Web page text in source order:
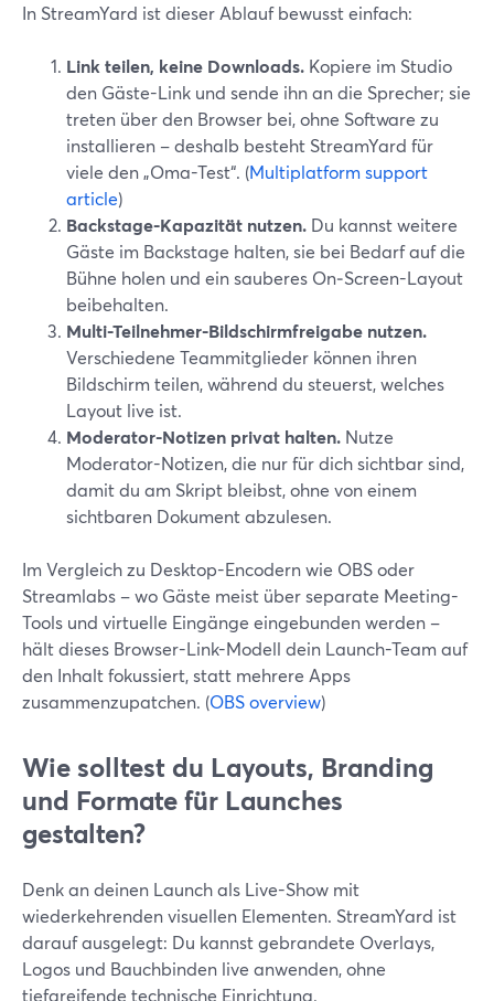
In StreamYard ist dieser Ablauf bewusst einfach:
Link teilen, keine Downloads. Kopiere im Studio
den Gäste-Link und sende ihn an die Sprecher; sie
treten über den Browser bei, ohne Software zu
installieren – deshalb besteht StreamYard für
viele den „Oma-Test“. (Multiplatform support
article)
Backstage-Kapazität nutzen. Du kannst weitere
Gäste im Backstage halten, sie bei Bedarf auf die
Bühne holen und ein sauberes On‑Screen-Layout
beibehalten.
Multi-Teilnehmer-Bildschirmfreigabe nutzen.
Verschiedene Teammitglieder können ihren
Bildschirm teilen, während du steuerst, welches
Layout live ist.
Moderator-Notizen privat halten. Nutze
Moderator-Notizen, die nur für dich sichtbar sind,
damit du am Skript bleibst, ohne von einem
sichtbaren Dokument abzulesen.
Im Vergleich zu Desktop-Encodern wie OBS oder
Streamlabs – wo Gäste meist über separate Meeting-
Tools und virtuelle Eingänge eingebunden werden –
hält dieses Browser-Link-Modell dein Launch-Team auf
den Inhalt fokussiert, statt mehrere Apps
zusammenzupatchen. (OBS overview)
Wie solltest du Layouts, Branding
und Formate für Launches
gestalten?
Denk an deinen Launch als Live-Show mit
wiederkehrenden visuellen Elementen. StreamYard ist
darauf ausgelegt: Du kannst gebrandete Overlays,
Logos und Bauchbinden live anwenden, ohne
tiefgreifende technische Einrichtung.